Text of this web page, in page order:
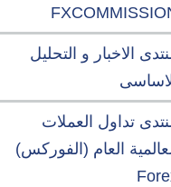
الاخبار و التحليل
تداول العملات
العام (الفوركس)